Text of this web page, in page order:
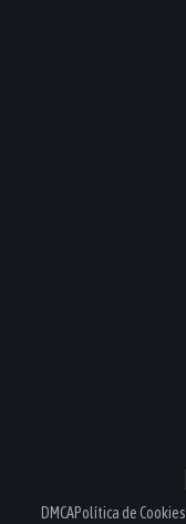
DMCAPolítica de Cookies